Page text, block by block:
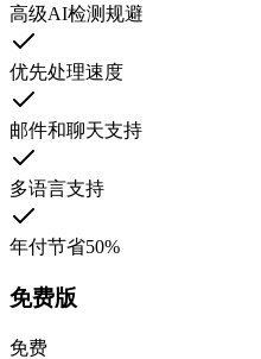
高级AI检测规避
优先处理速度
邮件和聊天支持
多语言支持
年付节省50%
免费版
免费